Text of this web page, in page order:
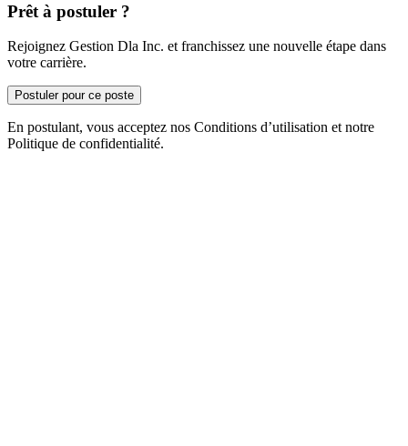
Prêt à postuler ?
Rejoignez Gestion Dla Inc. et franchissez une nouvelle étape dans
votre carrière.
Postuler pour ce poste
En postulant, vous acceptez nos Conditions d’utilisation et notre
Politique de confidentialité.